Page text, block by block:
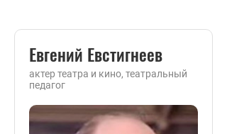
Евгений Евстигнеев
актер театра и кино, театральный
педагог